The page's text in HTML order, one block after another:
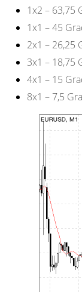
1x2 – 63,75
1x1 – 45
2x1 – 26,25
3x1 – 18,75
4x1 – 15
8x1 – 7,5